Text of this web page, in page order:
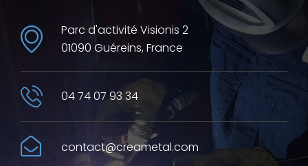
Parc d'activité Visionis 2
01090 Guéreins, France
04 74 07 93 34
contact@creametal.com